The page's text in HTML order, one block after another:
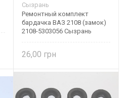
Сызрань
Ремонтный комплект
бардачка ВАЗ 2108 (замок)
2108-5303056 Сызрань
26,00